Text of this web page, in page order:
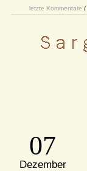
letzte Kommentare /
07
Dezember